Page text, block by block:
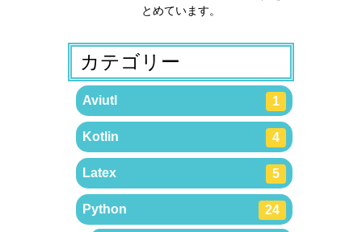
とめています。
カテゴリー
Aviutl 1
Kotlin 4
Latex 5
Python 24